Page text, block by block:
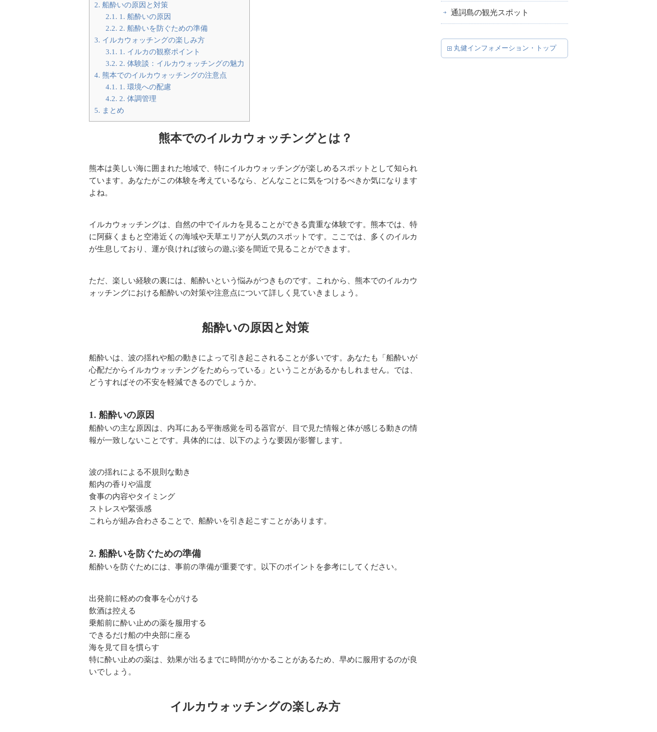
2. 船酔いの原因と対策
2.1. 1. 船酔いの原因
2.2. 2. 船酔いを防ぐための準備
3. イルカウォッチングの楽しみ方
3.1. 1. イルカの観察ポイント
3.2. 2. 体験談：イルカウォッチングの魅力
4. 熊本でのイルカウォッチングの注意点
4.1. 1. 環境への配慮
4.2. 2. 体調管理
5. まとめ
熊本でのイルカウォッチングとは？
熊本は美しい海に囲まれた地域で、特にイルカウォッチングが楽しめるスポットとして知られ
ています。あなたがこの体験を考えているなら、どんなことに気をつけるべきか気になります
よね。
イルカウォッチングは、自然の中でイルカを見ることができる貴重な体験です。熊本では、特
に阿蘇くまもと空港近くの海域や天草エリアが人気のスポットです。ここでは、多くのイルカ
が生息しており、運が良ければ彼らの遊ぶ姿を間近で見ることができます。
ただ、楽しい経験の裏には、船酔いという悩みがつきものです。これから、熊本でのイルカウ
ォッチングにおける船酔いの対策や注意点について詳しく見ていきましょう。
船酔いの原因と対策
船酔いは、波の揺れや船の動きによって引き起こされることが多いです。あなたも「船酔いが
心配だからイルカウォッチングをためらっている」ということがあるかもしれません。では、
どうすればその不安を軽減できるのでしょうか。
1. 船酔いの原因
船酔いの主な原因は、内耳にある平衡感覚を司る器官が、目で見た情報と体が感じる動きの情
報が一致しないことです。具体的には、以下のような要因が影響します。
波の揺れによる不規則な動き
船内の香りや温度
食事の内容やタイミング
ストレスや緊張感
これらが組み合わさることで、船酔いを引き起こすことがあります。
2. 船酔いを防ぐための準備
船酔いを防ぐためには、事前の準備が重要です。以下のポイントを参考にしてください。
出発前に軽めの食事を心がける
飲酒は控える
乗船前に酔い止めの薬を服用する
できるだけ船の中央部に座る
海を見て目を慣らす
特に酔い止めの薬は、効果が出るまでに時間がかかることがあるため、早めに服用するのが良
いでしょう。
イルカウォッチングの楽しみ方
通詞島の観光スポット
丸健インフォメーション・トップ